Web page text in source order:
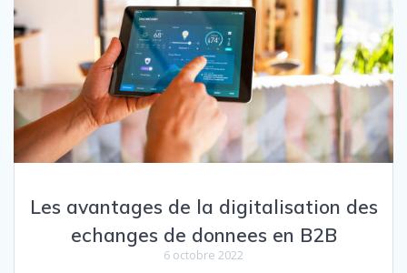
Les avantages de la digitalisation des
echanges de donnees en B2B
6 octobre 2022